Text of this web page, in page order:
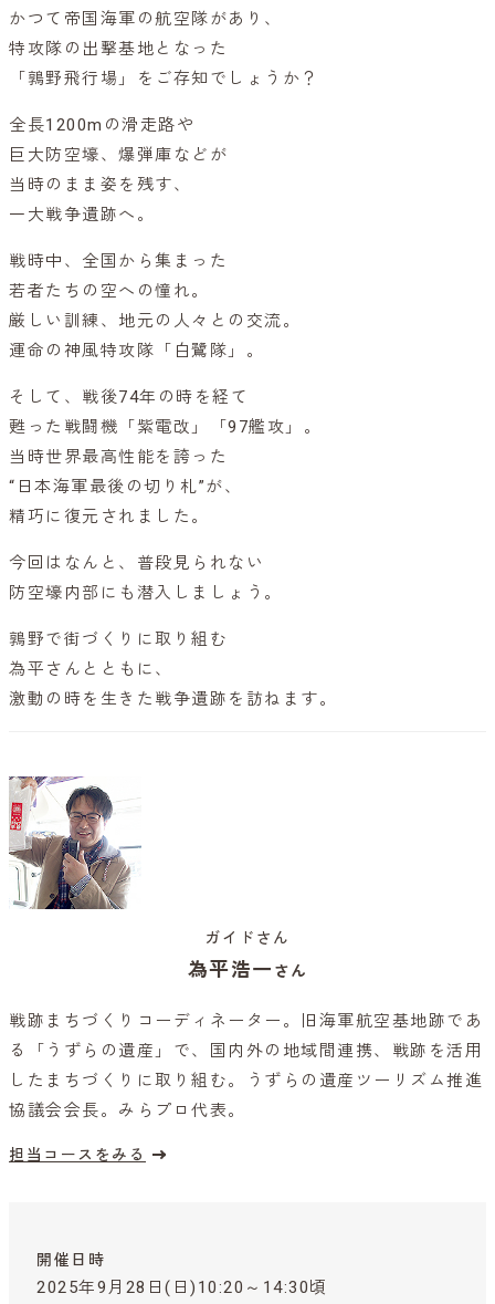
かつて帝国海軍の航空隊があり、
特攻隊の出撃基地となった
「鶉野飛行場」をご存知でしょうか？
全長1200mの滑走路や
巨大防空壕、爆弾庫などが
当時のまま姿を残す、
一大戦争遺跡へ。
戦時中、全国から集まった
若者たちの空への憧れ。
厳しい訓練、地元の人々との交流。
運命の神風特攻隊「白鷺隊」。
そして、戦後74年の時を経て
甦った戦闘機「紫電改」「97艦攻」。
当時世界最高性能を誇った
“日本海軍最後の切り札”が、
精巧に復元されました。
今回はなんと、普段見られない
防空壕内部にも潜入しましょう。
鶉野で街づくりに取り組む
為平さんとともに、
激動の時を生きた戦争遺跡を訪ねます。
ガイドさん
為平浩一 さん
戦跡まちづくりコーディネーター。旧海軍航空基地跡であ
る「うずらの遺産」で、国内外の地域間連携、戦跡を活用
したまちづくりに取り組む。うずらの遺産ツーリズム推進
協議会会長。みらプロ代表。
担当コースをみる
開催日時
2025年9月28日(日)10:20～14:30頃